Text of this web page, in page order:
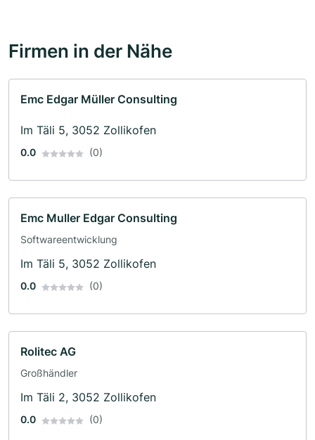
Firmen in der Nähe
Emc Edgar Müller Consulting
Im Täli 5, 3052 Zollikofen
0.0 (0)
Emc Muller Edgar Consulting
Softwareentwicklung
Im Täli 5, 3052 Zollikofen
0.0 (0)
Rolitec AG
Großhändler
Im Täli 2, 3052 Zollikofen
0.0 (0)